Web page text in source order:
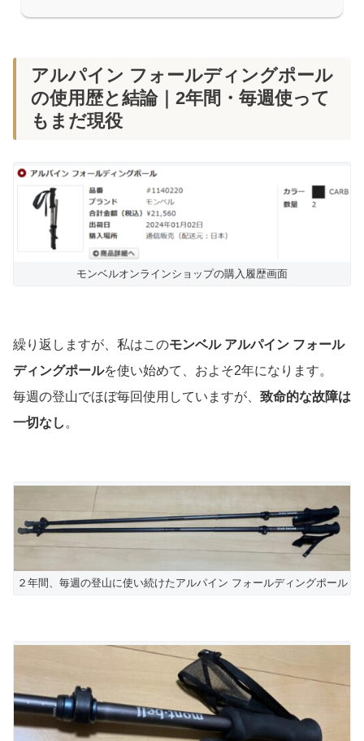
アルパイン フォールディングポール
の使用歴と結論｜2年間・毎週使って
もまだ現役
モンベルオンラインショップの購入履歴画面
繰り返しますが、私はこのモンベル アルパイン フォール
ディングポールを使い始めて、およそ2年になります。
毎週の登山でほぼ毎回使用していますが、 致命的な故障は
一切なし 。
２年間、毎週の登山に使い続けたアルパイン フォールディングポール